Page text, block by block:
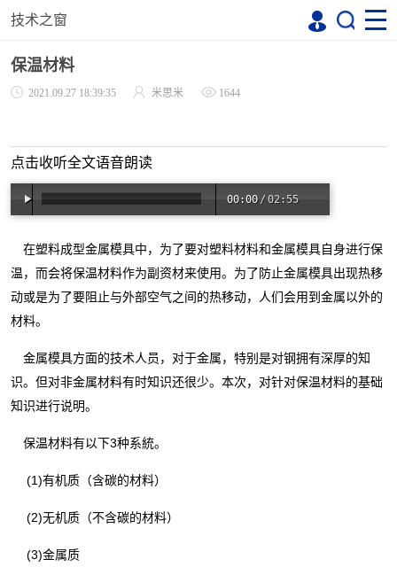
技术之窗
保温材料
2021.09.27 18:39:35 米思米 1644
点击收听全文语音朗读
00:00 /02:55
在塑料成型金属模具中，为了要对塑料材料和金属模具自身进行保
温，而会将保温材料作为副资材来使用。为了防止金属模具出现热移
动或是为了要阻止与外部空气之间的热移动，人们会用到金属以外的
材料。
金属模具方面的技术人员，对于金属，特别是对钢拥有深厚的知
识。但对非金属材料有时知识还很少。本次，对针对保温材料的基础
知识进行说明。
保温材料有以下3种系統。
(1)有机质（含碳的材料）
(2)无机质（不含碳的材料）
(3)金属质